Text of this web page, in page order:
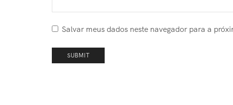
Salvar meus dados neste navegador para a